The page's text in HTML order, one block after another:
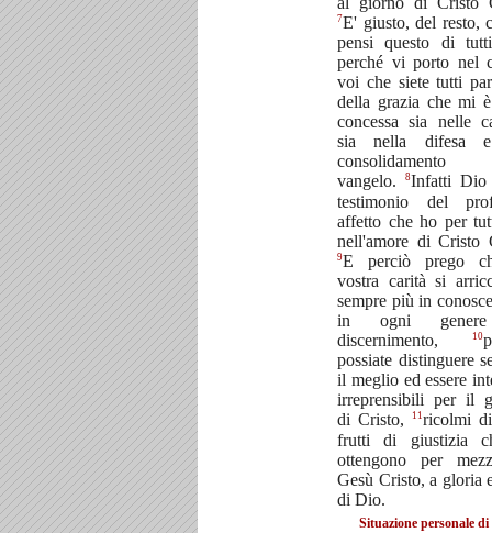
7E' giusto, del resto,
pensi questo di
perché vi porto nel
voi che siete tutti
della grazia che mi
concessa sia nelle
sia nella difesa
vangelo.
8Infatti
testimonio del
affetto che ho per
nell'amore di Cristo
9E perciò prego
vostra carità si
sempre più in
in ogni
discernimento,
10
possiate distinguere
il meglio ed essere
irreprensibili per il
di Cristo,
11ricolmi
frutti di giustizia
ottengono per
Gesù Cristo, a gloria
di Dio.
Situazione personale di